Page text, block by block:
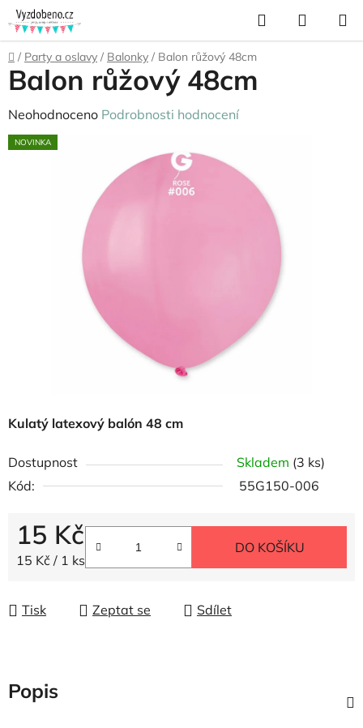
Přejít
na
obsah
Hledat
KOŠÍK
Domů
/ Party a oslavy / Balonky / Balon růžový 48cm
Kulatý latexový balón 48 cm
Dostupnost Skladem (3 ks)
Kód:
55G150-006
15 Kč
Měrná cena:
15 Kč / 1 ks
DO KOŠÍKU
Tisk Zeptat se Sdílet
Balon růžový 48cm
Průměrné
hodnocení
Neohodnoceno Podrobnosti hodnocení
NOVINKA
Popis